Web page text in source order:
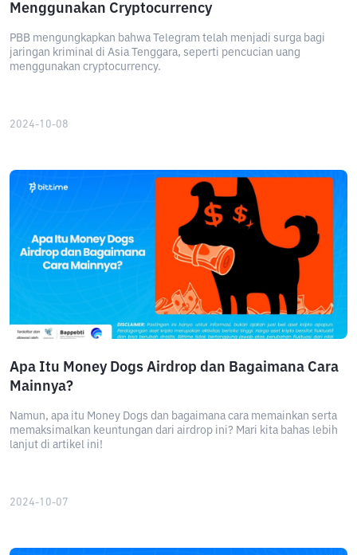
Menggunakan Cryptocurrency
PBB mengungkapkan bahwa Telegram telah menjadi surga bagi
jaringan kriminal di Asia Tenggara, seperti pencucian uang
menggunakan cryptocurrency.
2024-10-08
Apa Itu Money Dogs Airdrop dan Bagaimana Cara
Mainnya?
Namun, apa itu Money Dogs dan bagaimana cara memainkan serta
memaksimalkan keuntungan dari airdrop ini? Mari kita bahas lebih
lanjut di artikel ini!
2024-10-07